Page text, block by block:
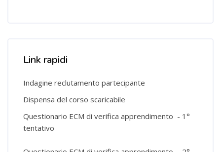
Link rapidi
Indagine reclutamento partecipante
Dispensa del corso scaricabile
Questionario ECM di verifica apprendimento - 1°
tentativo